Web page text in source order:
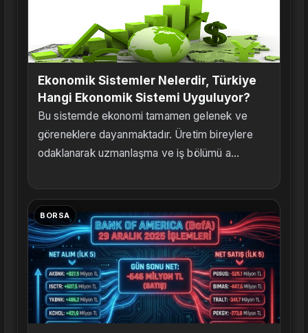
Ekonomik Sistemler Nelerdir, Türkiye
Hangi Ekonomik Sistemi Uyguluyor?
Bu sistemde ekonomi tamamen gelenek ve
göreneklere dayanmaktadır. Üretim bireylere
odaklanarak uzmanlaşma ve iş bölümü a...
BORSA